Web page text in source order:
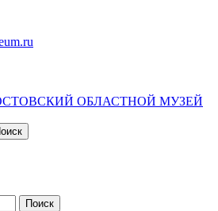
ОБЛАСТНОЙ МУЗЕЙ